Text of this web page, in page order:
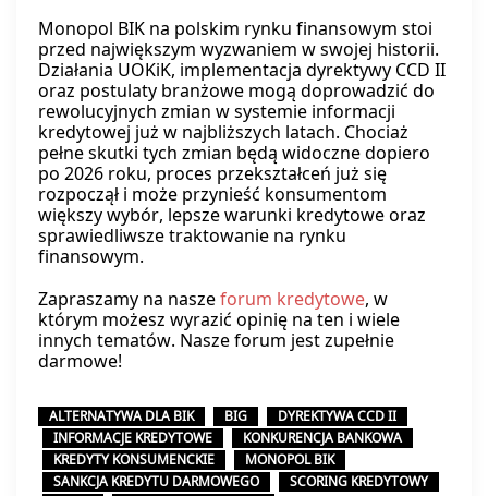
Monopol BIK na polskim rynku finansowym stoi
przed największym wyzwaniem w swojej historii.
Działania UOKiK, implementacja dyrektywy CCD II
oraz postulaty branżowe mogą doprowadzić do
rewolucyjnych zmian w systemie informacji
kredytowej już w najbliższych latach. Chociaż
pełne skutki tych zmian będą widoczne dopiero
po 2026 roku, proces przekształceń już się
rozpoczął i może przynieść konsumentom
większy wybór, lepsze warunki kredytowe oraz
sprawiedliwsze traktowanie na rynku
finansowym.
Zapraszamy na naszeforum kredytowe, w
którym możesz wyrazić opinię na ten i wiele
innych tematów. Nasze forum jest zupełnie
darmowe!
ALTERNATYWA DLA BIK BIG
DYREKTYWA CCD II
INFORMACJE KREDYTOWE
KONKURENCJA BANKOWA
KREDYTY KONSUMENCKIE
MONOPOL BIK
SANKCJA KREDYTU DARMOWEGO
SCORING KREDYTOWY